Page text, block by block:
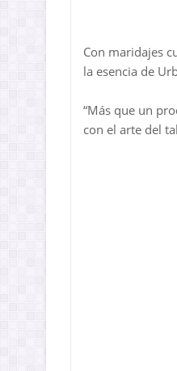
Con maridajes
la esencia de
“Más que un
con el arte del